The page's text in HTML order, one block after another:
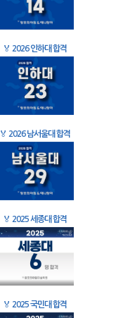
🏅 2026 인하대 합격
🏅 2026 남서울대 합격
🏅 2025 세종대 합격
🏅 2025 국민대 합격